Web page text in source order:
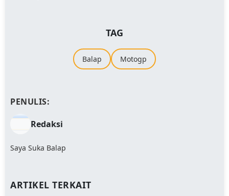
TAG
Balap Motogp
PENULIS:
Redaksi
Saya Suka Balap
ARTIKEL TERKAIT